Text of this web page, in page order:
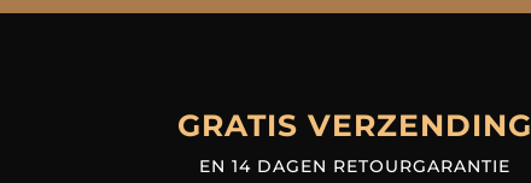
GRATIS VERZENDING
EN 14 DAGEN RETOURGARANTIE